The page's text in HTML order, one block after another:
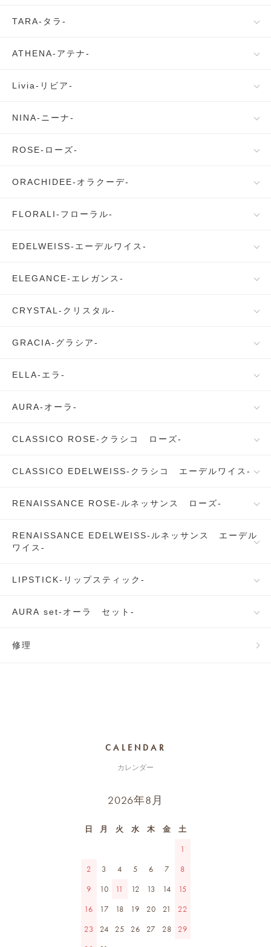
TARA-タラ-
ATHENA-アテナ-
Livia-リビア-
NINA-ニーナ-
ROSE-ローズ-
ORACHIDEE-オラクーデ-
FLORALI-フローラル-
EDELWEISS-エーデルワイス-
ELEGANCE-エレガンス-
CRYSTAL-クリスタル-
GRACIA-グラシア-
ELLA-エラ-
AURA-オーラ-
CLASSICO ROSE-クラシコ ローズ-
CLASSICO EDELWEISS-クラシコ エーデルワイス-
RENAISSANCE ROSE-ルネッサンス ローズ-
RENAISSANCE EDELWEISS-ルネッサンス エーデル
ワイス-
LIPSTICK-リップスティック-
AURA set-オーラ セット-
修理
CALENDAR
カレンダー
2026年8月
日 月 火 水 木 金
土
1
2
3 4 5 6 7
8
9
10 11 12 13 14
15
16
17 18 19 20 21
22
23
24 25 26 27 28
29